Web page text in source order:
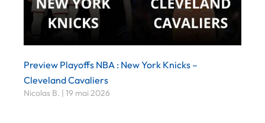
Preview Playoffs NBA : New York Knicks –
Cleveland Cavaliers
Nicolas B. 19 mai 2026